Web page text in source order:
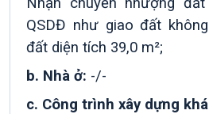
QSDĐ như giao đất
đất diện tích 39,0 m²;
b. Nhà ở: -/-
c. Công trình xây dựng